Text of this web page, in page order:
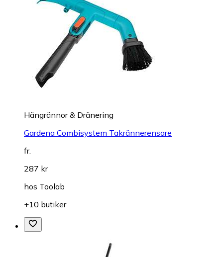
Hängrännor & Dränering
Gardena Combisystem Takrännerensare
fr.
287 kr
hos Toolab
+10 butiker